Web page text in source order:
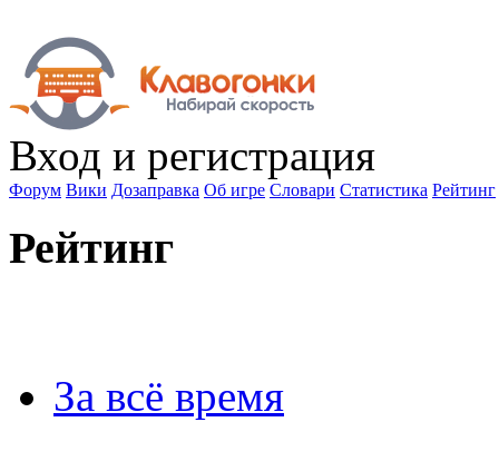
Вход и регистрация
Форум Вики Дозаправка Об игре Словари Статистика Рейтинг
Рейтинг
За всё время